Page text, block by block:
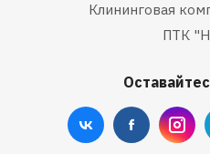
Клининговая
ПТК